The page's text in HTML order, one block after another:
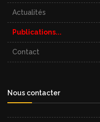
Actualités
Publications...
Contact
Nous contacter